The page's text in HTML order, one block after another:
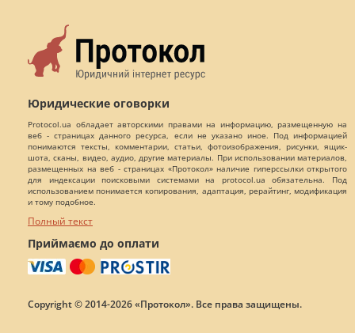
Юридические оговорки
Protocol.ua обладает авторскими правами на информацию, размещенную на
веб - страницах данного ресурса, если не указано иное. Под информацией
понимаются тексты, комментарии, статьи, фотоизображения, рисунки, ящик-
шота, сканы, видео, аудио, другие материалы. При использовании материалов,
размещенных на веб - страницах «Протокол» наличие гиперссылки открытого
для индексации поисковыми системами на protocol.ua обязательна. Под
использованием понимается копирования, адаптация, рерайтинг, модификация
и тому подобное.
Полный текст
Приймаємо до оплати
Copyright © 2014-2026 «Протокол». Все права защищены.